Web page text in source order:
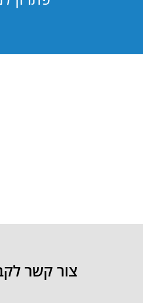
צור קשר